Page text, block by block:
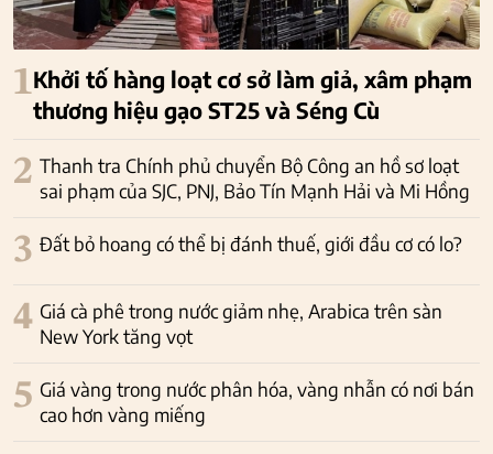
1Khởi tố hàng loạt cơ sở làm giả, xâm phạm
thương hiệu gạo ST25 và Séng Cù
2 Thanh tra Chính phủ chuyển Bộ Công an hồ sơ loạt
sai phạm của SJC, PNJ, Bảo Tín Mạnh Hải và Mi Hồng
3 Đất bỏ hoang có thể bị đánh thuế, giới đầu cơ có lo?
4 Giá cà phê trong nước giảm nhẹ, Arabica trên sàn
New York tăng vọt
5 Giá vàng trong nước phân hóa, vàng nhẫn có nơi bán
cao hơn vàng miếng